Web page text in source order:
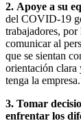
2. Apoye a su
del COVID-19
trabajadores, por
comunicar al
que se sientan
orientación clara
tenga la empresa.
3. Tomar
enfrentar los